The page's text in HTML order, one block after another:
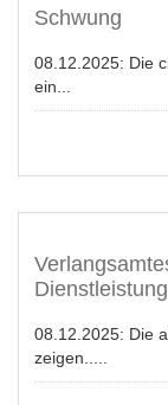
Schwung
08.12.2025: Die
ein...
08.12.2025: Die
zeigen.....